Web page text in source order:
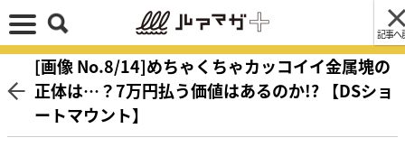
記事へ
[画像 No.8/14]めちゃくちゃカッコイイ金属塊の
正体は…？7万円払う価値はあるのか!? 【DSショ
ートマウント】